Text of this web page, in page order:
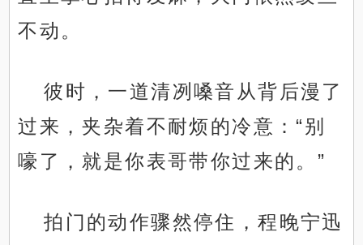
不动。
彼时，一道清冽嗓音从背后漫了
过来，夹杂着不耐烦的冷意：“别
嚎了，就是你表哥带你过来的。”
拍门的动作骤然停住，程晚宁迅